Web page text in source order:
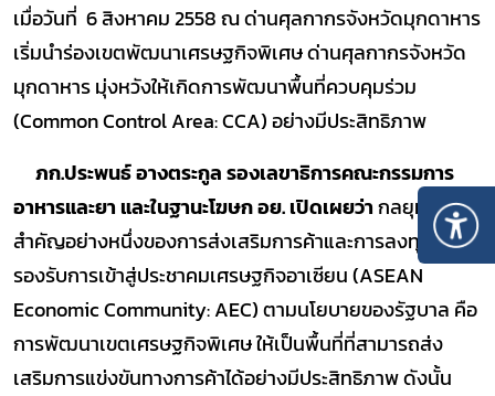
เมื่อวันที่ 6 สิงหาคม 2558 ณ ด่านศุลกากรจังหวัดมุกดาหาร
เริ่มนำร่องเขตพัฒนาเศรษฐกิจพิเศษ ด่านศุลกากรจังหวัด
มุกดาหาร มุ่งหวังให้เกิดการพัฒนาพื้นที่ควบคุมร่วม
(Common Control Area: CCA) อย่างมีประสิทธิภาพ
ภก.ประพนธ์ อางตระกูล รองเลขาธิการคณะกรรมการ
อาหารและยา และในฐานะโฆษก อย. เปิดเผยว่ากลยุทธ์
สำคัญอย่างหนึ่งของการส่งเสริมการค้าและการลงทุน เพื่อ
รองรับการเข้าสู่ประชาคมเศรษฐกิจอาเซียน (ASEAN
Economic Community: AEC) ตามนโยบายของรัฐบาล คือ
การพัฒนาเขตเศรษฐกิจพิเศษ ให้เป็นพื้นที่ที่สามารถส่ง
เสริมการแข่งขันทางการค้าได้อย่างมีประสิทธิภาพ ดังนั้น